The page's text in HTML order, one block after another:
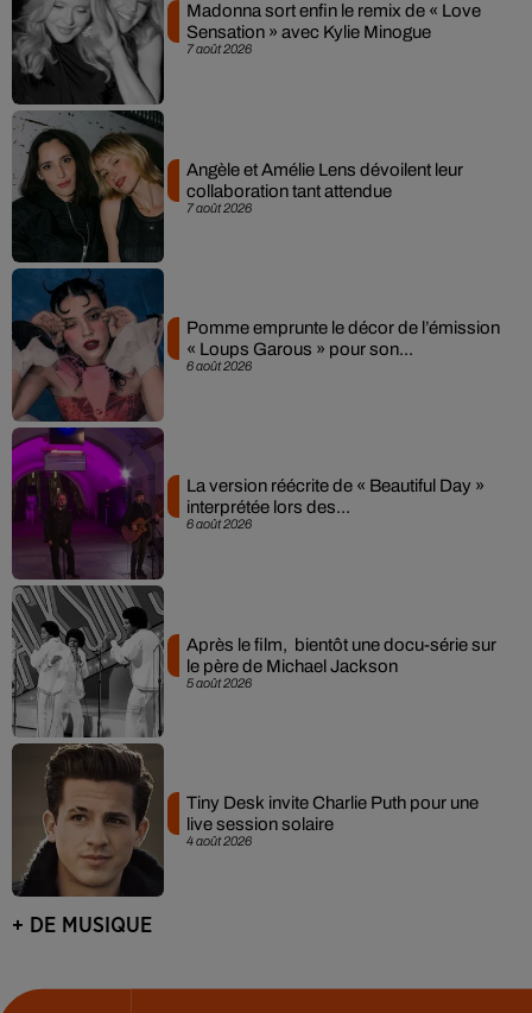
7 août 2026
Madonna sort enfin le remix de « Love
Sensation » avec Kylie Minogue
7 août 2026
Angèle et Amélie Lens dévoilent leur
collaboration tant attendue
6 août 2026
Pomme emprunte le décor de l’émission
« Loups Garous » pour son...
6 août 2026
La version réécrite de « Beautiful Day »
interprétée lors des...
5 août 2026
Après le film, bientôt une docu-série sur
le père de Michael Jackson
4 août 2026
Tiny Desk invite Charlie Puth pour une
live session solaire
+ DE MUSIQUE